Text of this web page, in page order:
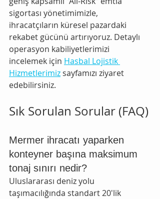
sigortası yönetimimizle,
ihracatçıların küresel pazardaki
rekabet gücünü artırıyoruz. Detaylı
operasyon kabiliyetlerimizi
incelemek için Hasbal Lojistik
Hizmetlerimiz sayfamızı ziyaret
edebilirsiniz.
Sık Sorulan Sorular (FAQ)
Mermer ihracatı yaparken
konteyner başına maksimum
tonaj sınırı nedir?
Uluslararası deniz yolu
taşımacılığında standart 20'lik